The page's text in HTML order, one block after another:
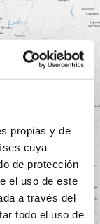
propias y de
cuya
de protección
el uso de este
a través del
todo el uso de